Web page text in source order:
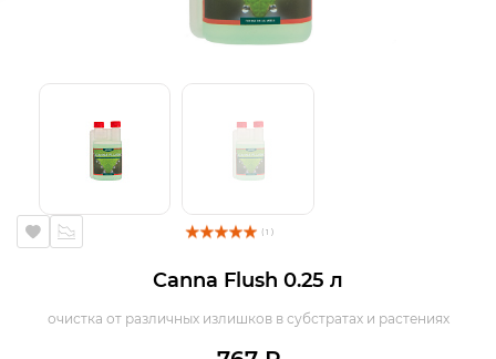
( 1 )
Canna Flush 0.25 л
очистка от различных излишков в субстратах и растениях